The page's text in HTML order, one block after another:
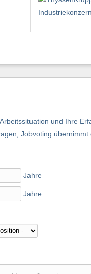
Industriekonzern
und Ihre
Jobvoting
Jahre
Jahre